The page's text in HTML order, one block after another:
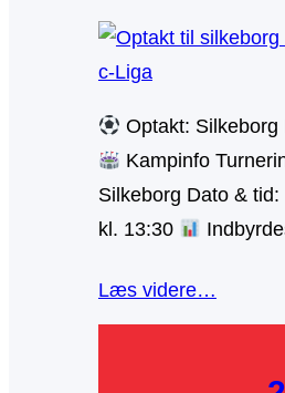
Optakt:
Kampinfo
Silkeborg Dato & tid:
kl. 13:30
Læs videre…